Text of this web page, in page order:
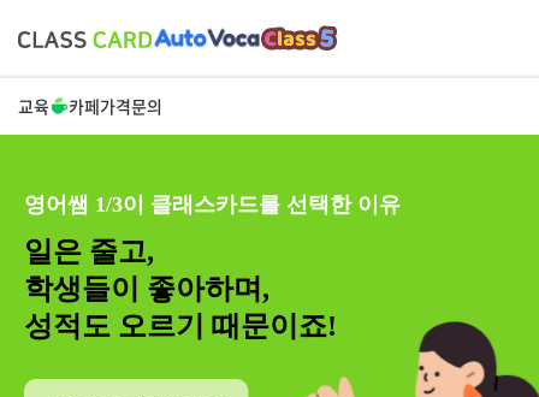
교육 카페가격문의
영어쌤 1/3이 클래스카드를 선택한 이유
일은 줄고,
학생들이 좋아하며,
성적도 오르기 때문이죠!